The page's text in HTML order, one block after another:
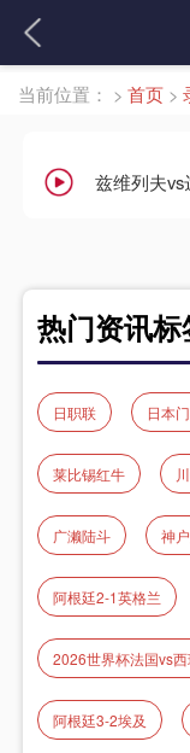
当前位置： > 首页 >
兹维列夫
热门资讯标
日职联 日本
莱比锡红牛
广濑陆斗 神
阿根廷2-1英格兰
2026世界杯法国vs
阿根廷3-2埃及